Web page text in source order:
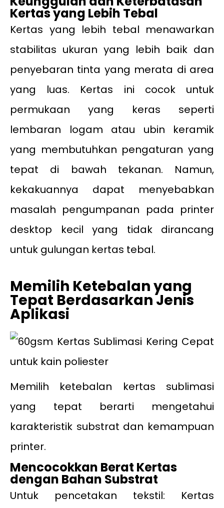
Kertas yang Lebih Tebal
Kertas yang lebih tebal menawarkan
stabilitas ukuran yang lebih baik dan
penyebaran tinta yang merata di area
yang luas. Kertas ini cocok untuk
permukaan yang keras seperti
lembaran logam atau ubin keramik
yang membutuhkan pengaturan yang
tepat di bawah tekanan. Namun,
kekakuannya dapat menyebabkan
masalah pengumpanan pada printer
desktop kecil yang tidak dirancang
untuk gulungan kertas tebal.
Memilih Ketebalan yang
Tepat Berdasarkan Jenis
Aplikasi
Memilih ketebalan kertas sublimasi
yang tepat berarti mengetahui
karakteristik substrat dan kemampuan
printer.
Mencocokkan Berat Kertas
dengan Bahan Substrat
Untuk pencetakan tekstil: Kertas